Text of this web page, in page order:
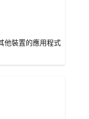
他裝置的應用程式